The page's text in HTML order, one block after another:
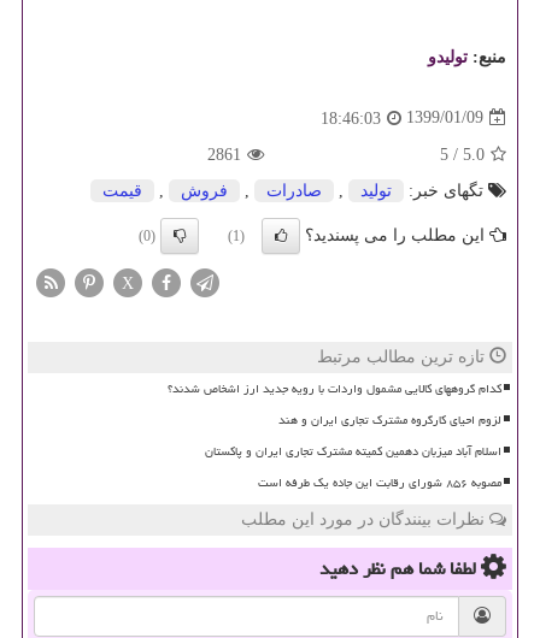
منبع: تولیدو
1399/01/09
18:46:03
5.0
/
5
2861
تگهای خبر:
تولید صادرات فروش قیمت
این مطلب را می پسندید؟ (1)
(0)
X
تازه ترین مطالب مرتبط
کدام گروههای کالایی مشمول واردات با رویه جدید ارز اشخاص شدند؟
لزوم احیای کارگروه مشترک تجاری ایران و هند
اسلام آباد میزبان دهمین کمیته مشترک تجاری ایران و پاکستان
مصوبه ۸۵۶ شورای رقابت این جاده یک طرفه است
نظرات بینندگان در مورد این مطلب
لطفا شما همنظر دهید